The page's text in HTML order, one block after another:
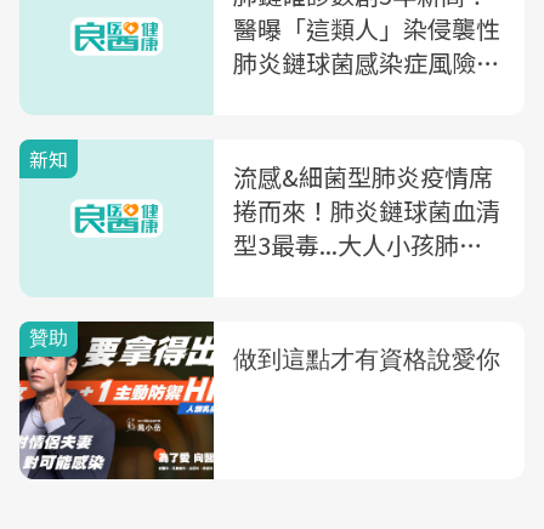
醫曝「這類人」染侵襲性
肺炎鏈球菌感染症風險增
新知
流感&細菌型肺炎疫情席
捲而來！肺炎鏈球菌血清
型3最毒...大人小孩肺鏈